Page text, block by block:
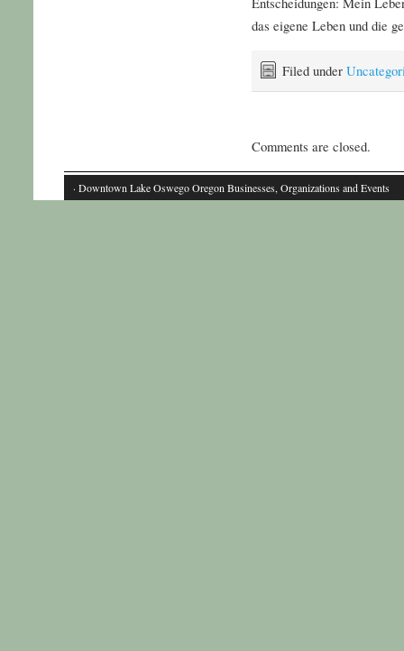
das eigene Leben und die
Filed under
Comments are closed.
· Downtown Lake Oswego Oregon Businesses, Organizations and Events